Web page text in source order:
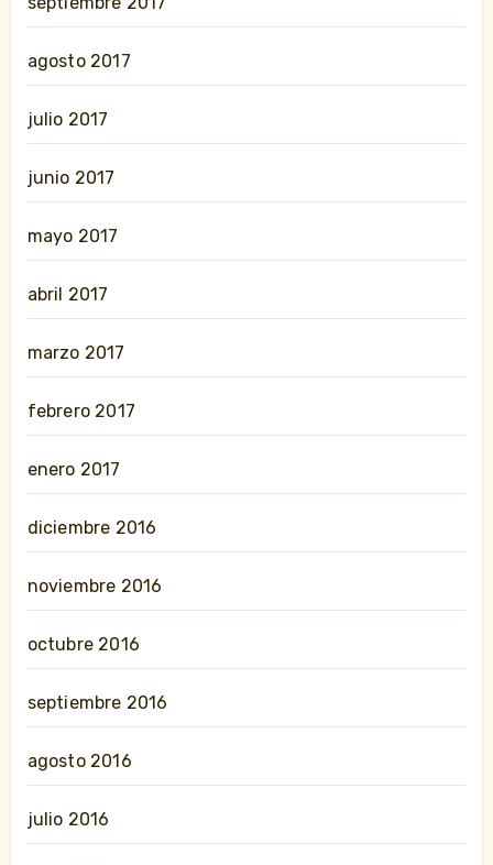
agosto 2017
julio 2017
junio 2017
mayo 2017
abril 2017
marzo 2017
febrero 2017
enero 2017
diciembre 2016
noviembre 2016
octubre 2016
septiembre 2016
agosto 2016
julio 2016